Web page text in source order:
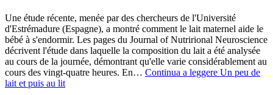
Une étude récente, menée par des chercheurs de l'Université
d'Estrémadure (Espagne), a montré comment le lait maternel aide le
bébé à s'endormir. Les pages du Journal of Nutrirional Neuroscience
décrivent l'étude dans laquelle la composition du lait a été analysée
au cours de la journée, démontrant qu'elle varie considérablement au
cours des vingt-quatre heures. En… Continua a leggere Un peu de
lait et puis au lit